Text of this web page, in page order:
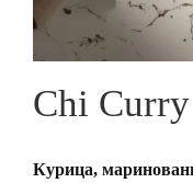
Chi
Курица,